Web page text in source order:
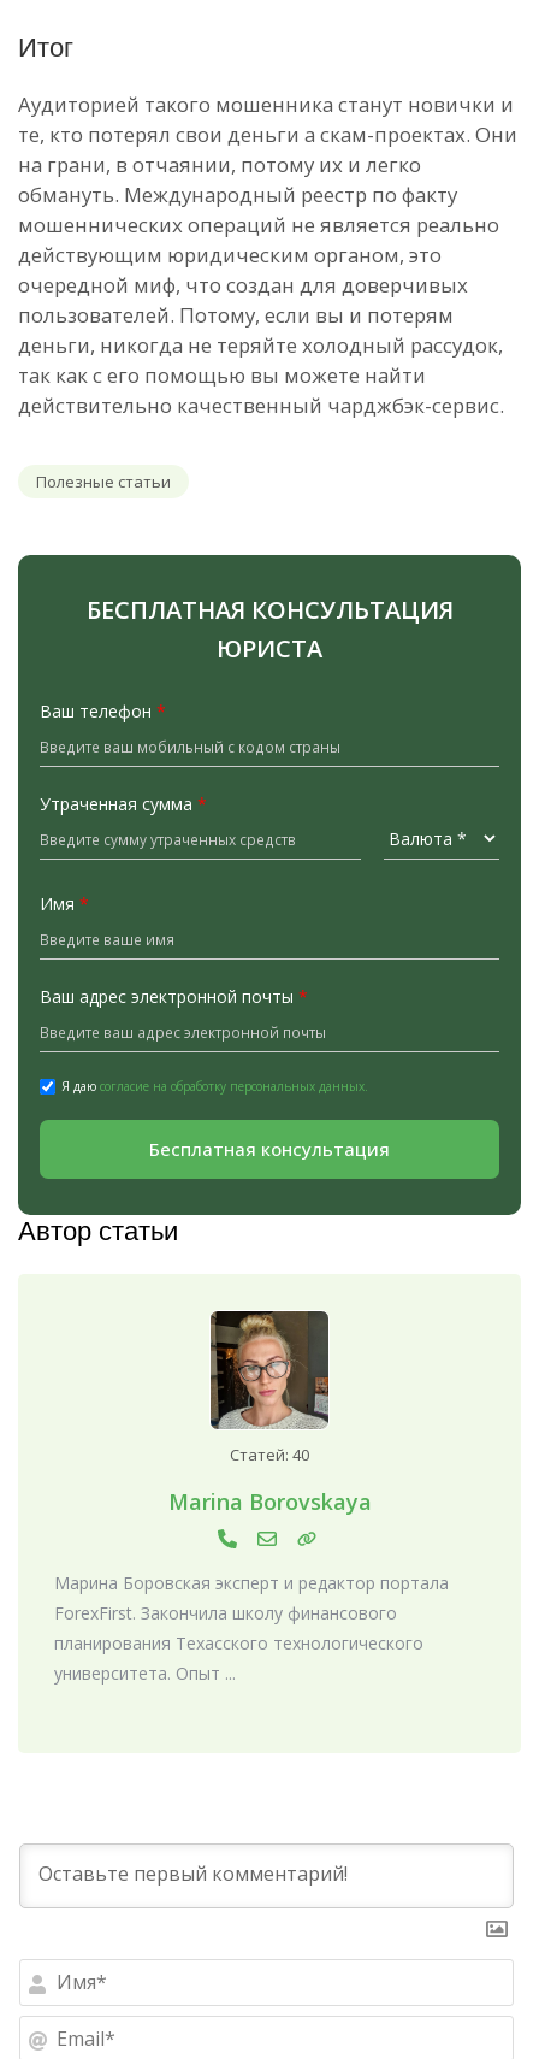
Итог
Аудиторией такого мошенника станут новички и
те, кто потерял свои деньги а скам-проектах. Они
на грани, в отчаянии, потому их и легко
обмануть. Международный реестр по факту
мошеннических операций не является реально
действующим юридическим органом, это
очередной миф, что создан для доверчивых
пользователей. Потому, если вы и потерям
деньги, никогда не теряйте холодный рассудок,
так как с его помощью вы можете найти
действительно качественный чарджбэк-сервис.
Полезные статьи
БЕСПЛАТНАЯ КОНСУЛЬТАЦИЯ
ЮРИСТА
Ваш телефон *
Утраченная сумма *
Имя *
Ваш адрес электронной почты *
Я даю согласие на обработку персональных данных.
Бесплатная консультация
Автор статьи
Статей: 40
Marina Borovskaya
Марина Боровская эксперт и редактор портала
ForexFirst. Закончила школу финансового
планирования Техасского технологического
университета. Опыт ...